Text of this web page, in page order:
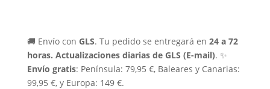
🚚 Envío con GLS. Tu pedido se entregará en 24 a 72
horas. Actualizaciones diarias de GLS (E-mail). ✨
Envío gratis: Península: 79,95 €, Baleares y Canarias:
99,95 €, y Europa: 149 €.